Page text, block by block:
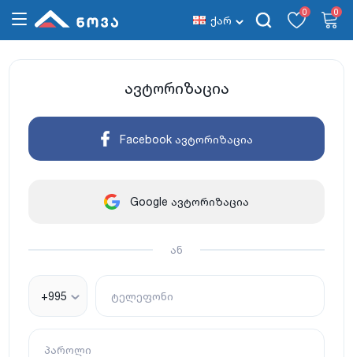
ქარ
0 0
ავტორიზაცია
Facebook ავტორიზაცია
Google ავტორიზაცია
ან
+995 ტელეფონი
პაროლი